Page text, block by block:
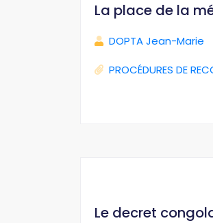
La place de la
DOPTA Jean-Marie
PROCÉDURES DE
Le decret